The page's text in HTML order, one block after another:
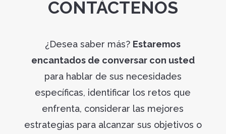
CONTÁCTENOS
¿Desea saber más? Estaremos
encantados de conversar con usted
para hablar de sus necesidades
específicas, identificar los retos que
enfrenta, considerar las mejores
estrategias para alcanzar sus objetivos o